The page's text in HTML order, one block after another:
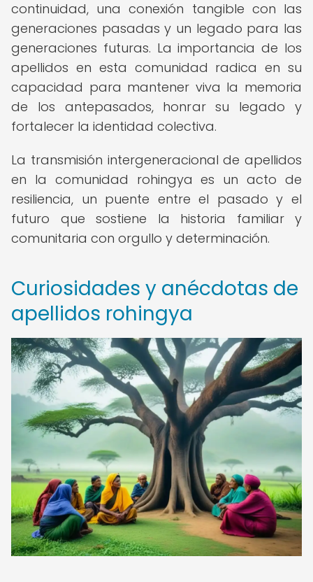
continuidad, una conexión tangible con las
generaciones pasadas y un legado para las
generaciones futuras. La importancia de los
apellidos en esta comunidad radica en su
capacidad para mantener viva la memoria
de los antepasados, honrar su legado y
fortalecer la identidad colectiva.
La transmisión intergeneracional de apellidos
en la comunidad rohingya es un acto de
resiliencia, un puente entre el pasado y el
futuro que sostiene la historia familiar y
comunitaria con orgullo y determinación.
Curiosidades y anécdotas de
apellidos rohingya